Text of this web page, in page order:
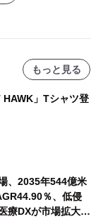
もっと見る
HAWK」Tシャツ登
、2035年544億米
％、低侵
療DXが市場拡大を